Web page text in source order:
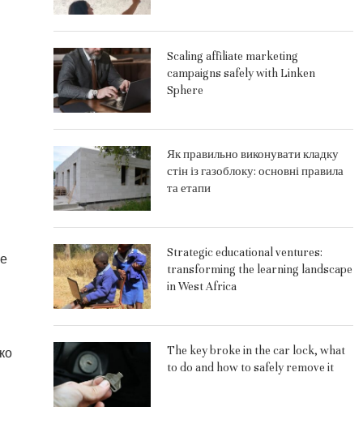
Scaling affiliate marketing
campaigns safely with Linken
Sphere
Як правильно виконувати кладку
стін із газоблоку: основні правила
та етапи
Strategic educational ventures:
transforming the learning landscape
in West Africa
The key broke in the car lock, what
to do and how to safely remove it